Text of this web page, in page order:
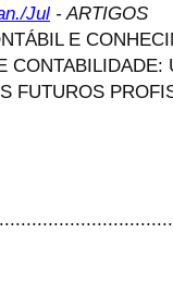
Jul - ARTIGOS
E
CONTABILIDADE:
FUTUROS